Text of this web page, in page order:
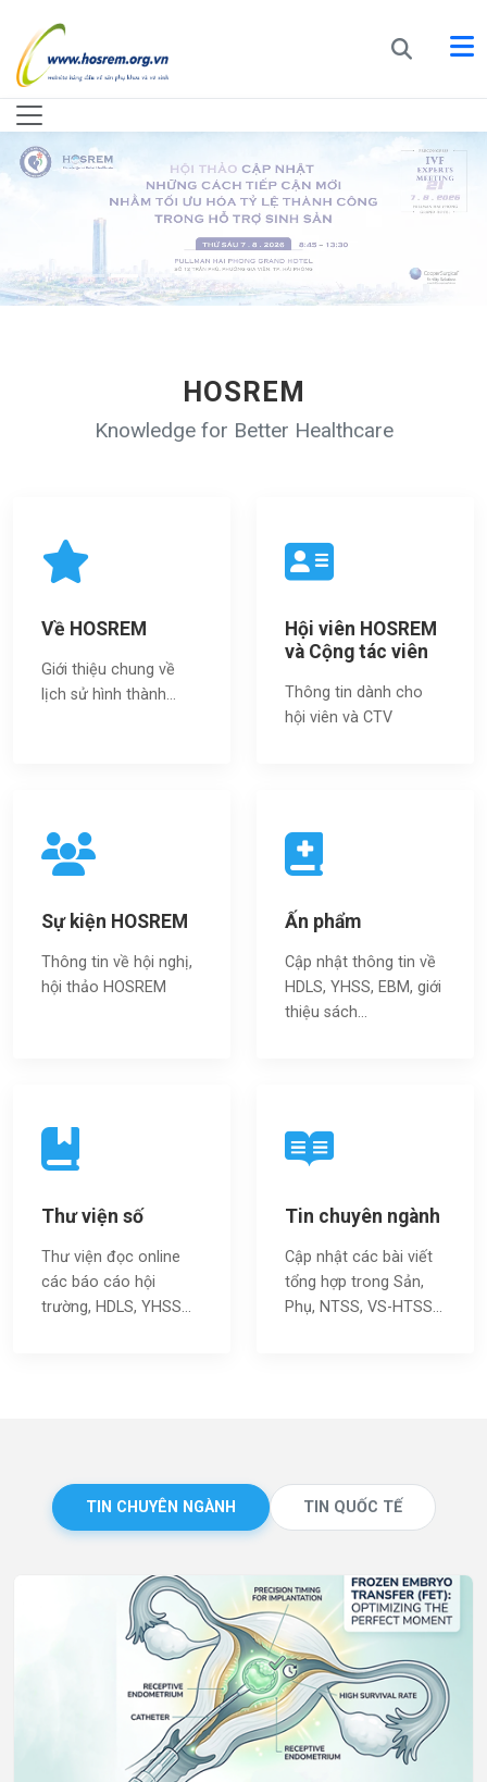
HOSREM
Knowledge for Better Healthcare
Về HOSREM
Giới thiệu chung về
lịch sử hình thành...
Hội viên HOSREM
và Cộng tác viên
Thông tin dành cho
hội viên và CTV
Sự kiện HOSREM
Thông tin về hội nghị,
hội thảo HOSREM
Ấn phẩm
Cập nhật thông tin về
HDLS, YHSS, EBM, giới
thiệu sách…
Thư viện số
Thư viện đọc online
các báo cáo hội
trường, HDLS, YHSS…
Tin chuyên ngành
Cập nhật các bài viết
tổng hợp trong Sản,
Phụ, NTSS, VS-HTSS...
TIN CHUYÊN NGÀNH TIN QUỐC TẾ